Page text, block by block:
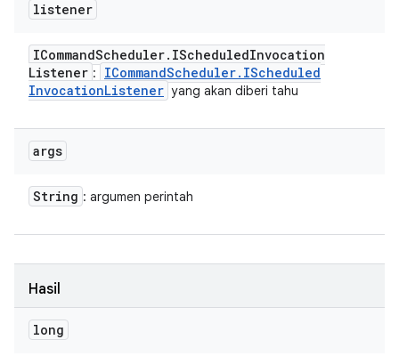
listener
ICommandScheduler. IScheduledInvocation
Listener : ICommandScheduler. IScheduled
InvocationListener yang akan diberi tahu
args
String : argumen perintah
Hasil
long